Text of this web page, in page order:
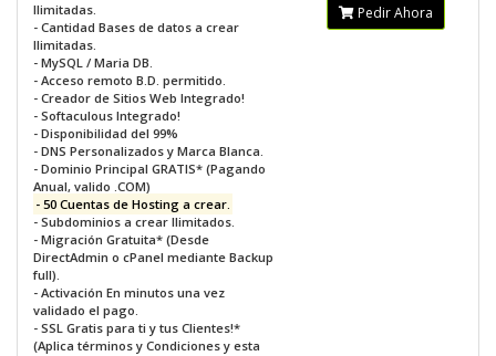
Ilimitadas.
- Cantidad Bases de datos a crear
Ilimitadas.
- MySQL / Maria DB.
- Acceso remoto B.D. permitido.
- Creador de Sitios Web Integrado!
- Softaculous Integrado!
- Disponibilidad del 99%
- DNS Personalizados y Marca Blanca.
- Dominio Principal GRATIS* (Pagando
Anual, valido .COM)
- 50 Cuentas de Hosting a crear.
- Subdominios a crear Ilimitados.
- Migración Gratuita* (Desde
DirectAdmin o cPanel mediante Backup
full).
- Activación En minutos una vez
validado el pago.
- SSL Gratis para ti y tus Clientes!*
(Aplica términos y Condiciones y esta
Pedir Ahora